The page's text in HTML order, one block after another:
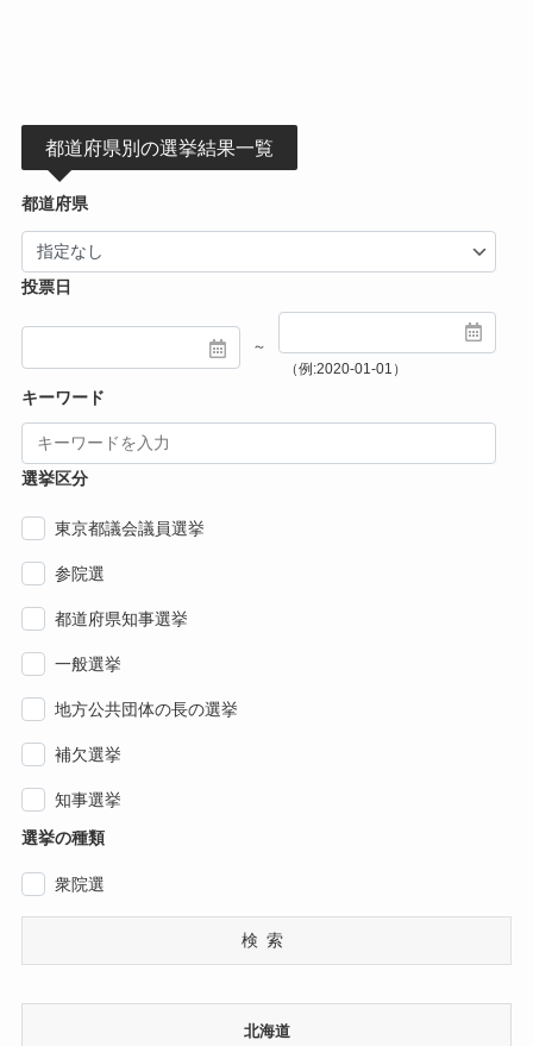
都道府県別の選挙結果一覧
都道府県
投票日
～
（例:2020-01-01）
キーワード
選挙区分
東京都議会議員選挙
参院選
都道府県知事選挙
一般選挙
地方公共団体の長の選挙
補欠選挙
知事選挙
選挙の種類
衆院選
検索
北海道